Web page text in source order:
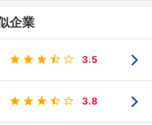
企業
3.5
3.8